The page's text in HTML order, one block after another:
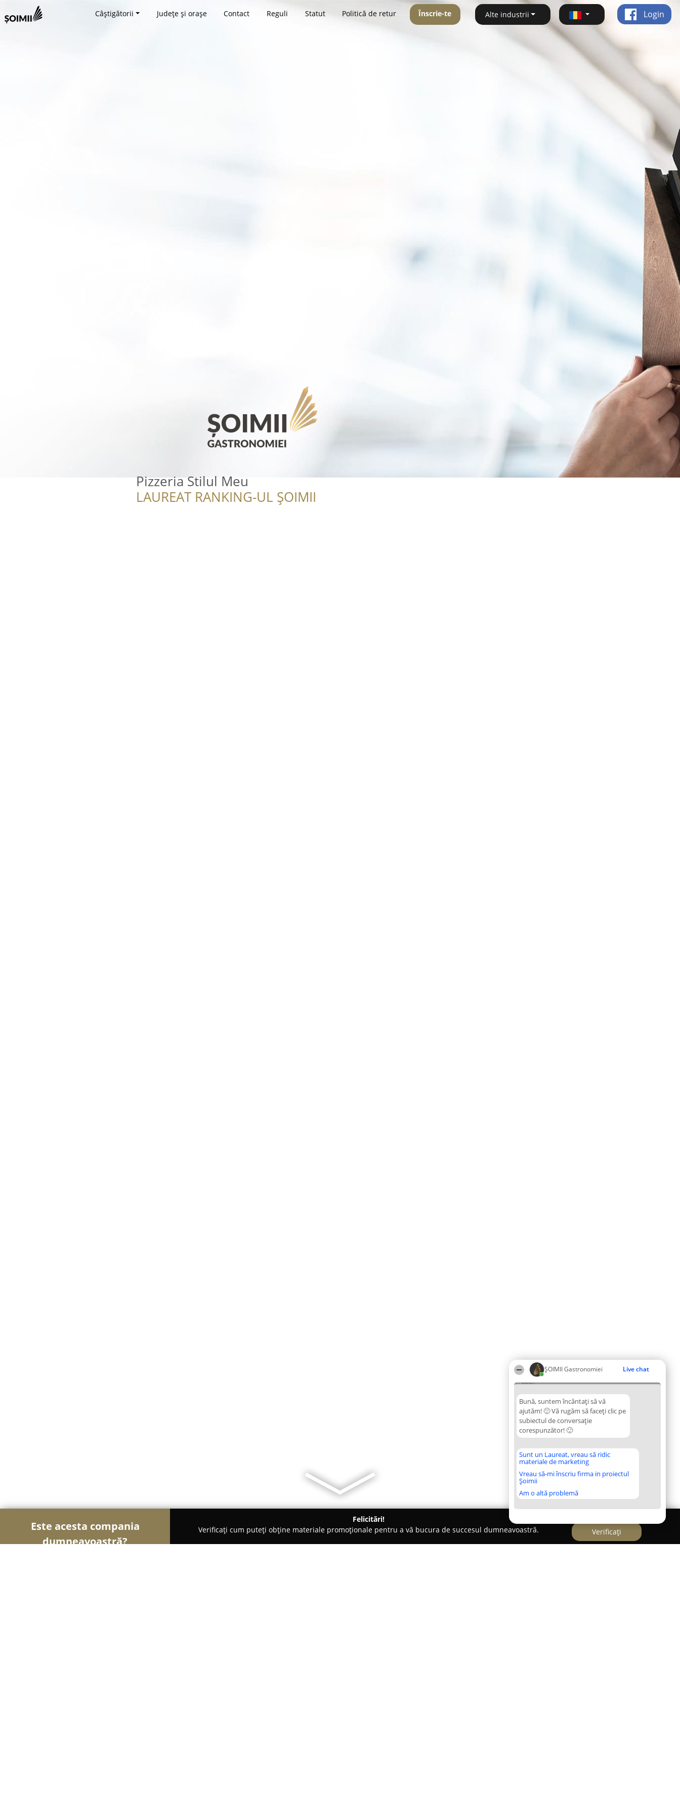
ȘOIMII Gastronomiei Live chat
04:41
Bună, suntem încântați să vă
ajutăm! 🙂 Vă rugăm să faceți clic pe
subiectul de conversație
corespunzător! 🙂
Sunt un Laureat, vreau să ridic
materiale de marketing
Vreau să-mi înscriu firma in proiectul
Șoimii
Am o altă problemă
Câștigătorii Județe și orașe Contact Reguli Statut Politică de retur Înscrie-te Alte industrii Login
Pizzeria Stilul Meu
LAUREAT RANKING-UL ȘOIMII
Este acesta compania
dumneavoastră?
Felicitări!
Verificați cum puteți obține materiale promoționale pentru a vă bucura de succesul dumneavoastră.
Verificați